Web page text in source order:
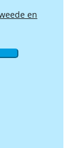
en